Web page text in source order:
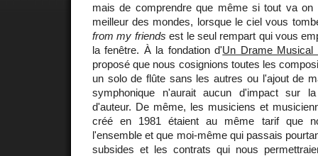
mais de comprendre que même si tout va
meilleur des mondes, lorsque le ciel vous
from my friends est le seul rempart qui vous
la fenêtre. À la fondation d'Un Drame Musical
proposé que nous cosignions toutes les
un solo de flûte sans les autres ou l'ajout de
symphonique n'aurait aucun d'impact sur
d'auteur. De même, les musiciens et
créé en 1981 étaient au même tarif que
l'ensemble et que moi-même qui passais
subsides et les contrats qui nous